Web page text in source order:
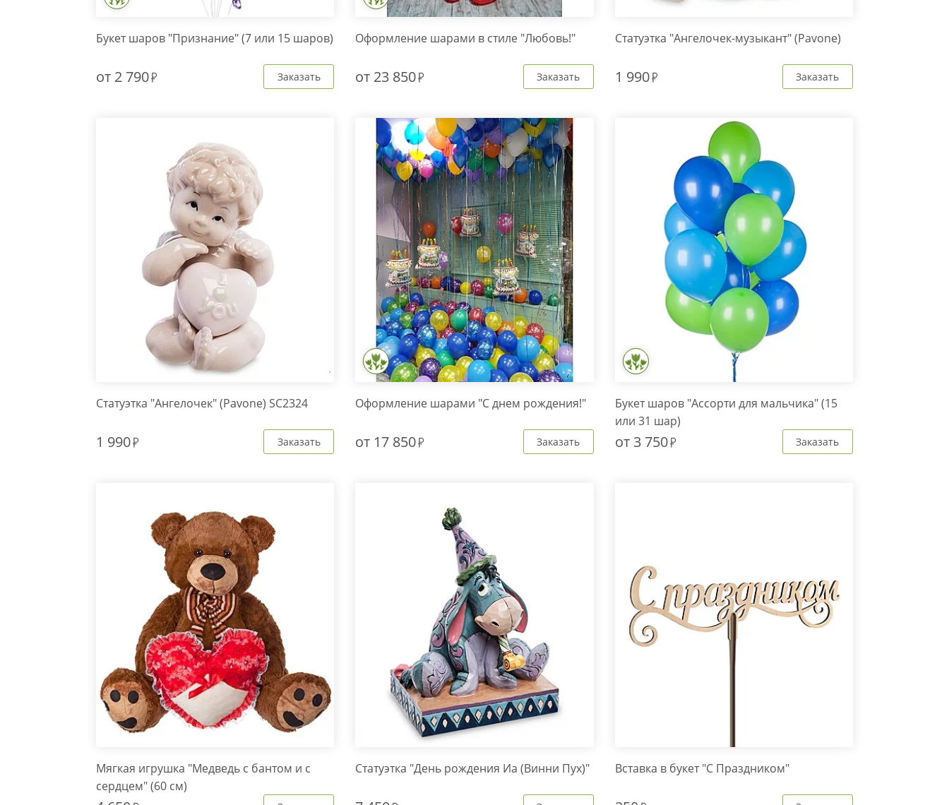
Букет шаров "Признание" (7 или 15 шаров)
от 2 790 Заказать
Оформление шарами в стиле "Любовь!"
от 23 850 Заказать
Статуэтка "Ангелочек-музыкант" (Pavone)
1 990 Заказать
Статуэтка "Ангелочек" (Pavone) SC2324
1 990 Заказать
Оформление шарами "С днем рождения!"
от 17 850 Заказать
Букет шаров "Ассорти для мальчика" (15
или 31 шар)
от 3 750 Заказать
Мягкая игрушка "Медведь с бантом и с
сердцем" (60 см)
Статуэтка "День рождения Иа (Винни Пух)" Вставка в букет "С Праздником"